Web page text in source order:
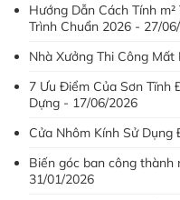
Hướng Dẫn Cách Tính
Trình Chuẩn 2026 - 27/
Nhà Xưởng Thi Công
7 Ưu Điểm Của Sơn Tĩnh
Dựng - 17/06/2026
Cửa Nhôm Kính Sử
Biến góc ban công thành
31/01/2026